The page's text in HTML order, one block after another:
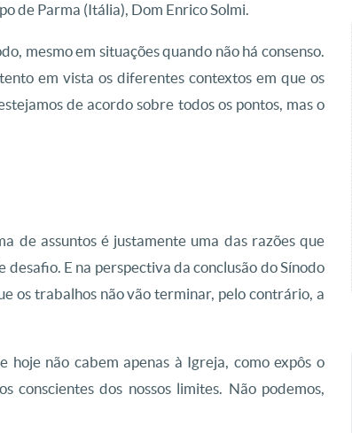
de Parma (Itália), Dom Enrico Solmi.
mesmo em situações quando não há consenso.
em vista os diferentes contextos em que os
de acordo sobre todos os pontos, mas o
de assuntos é justamente uma das razões que
E na perspectiva da conclusão do Sínodo
os trabalhos não vão terminar, pelo contrário, a
hoje não cabem apenas à Igreja, como expôs o
conscientes dos nossos limites. Não podemos,